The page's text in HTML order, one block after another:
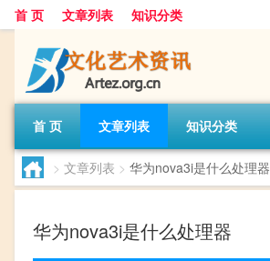
首 页 文章列表 知识分类
首 页 文章列表 知识分类
> 文章列表 > 华为nova3i是什么处理器
华为nova3i是什么处理器